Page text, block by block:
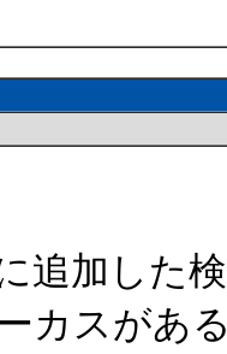
追加した
カスがあ